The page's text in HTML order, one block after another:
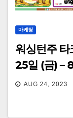
마케팅
워싱턴주
25일 (금) –
AUG 24, 2023